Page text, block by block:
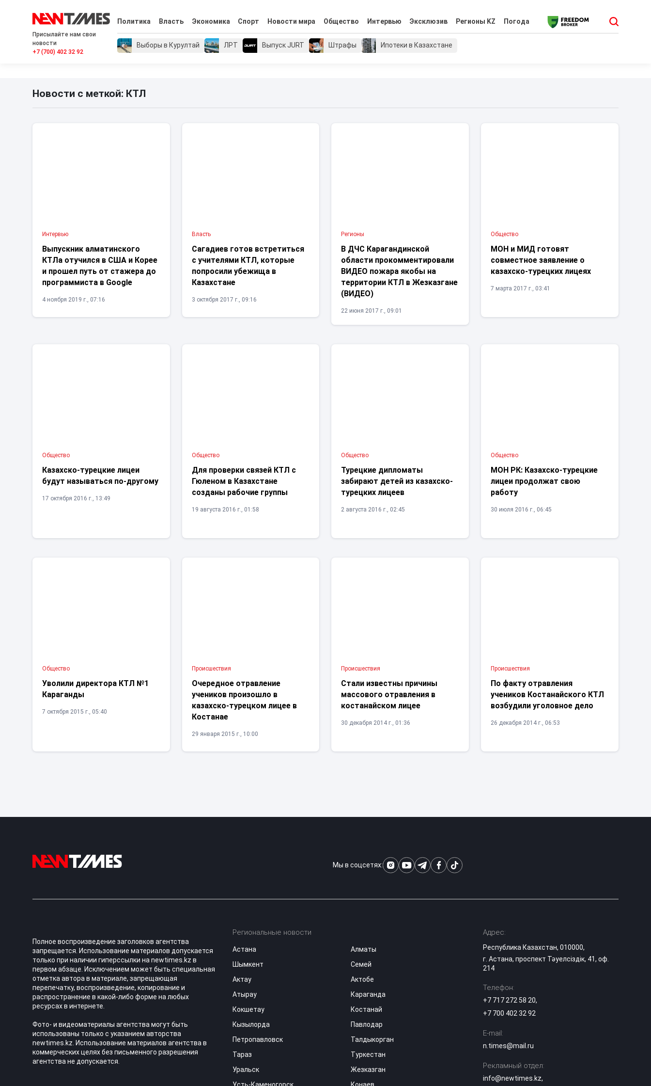
Присылайте нам свои
новости
+7 (700) 402 32 92
Политика Власть Экономика Спорт Новости мира Общество Интервью Эксклюзив Регионы KZ Погода
Выборы в Курултай ЛРТ Выпуск JURT Штрафы Ипотеки в Казахстане
Новости с меткой: КТЛ
Интервью
Выпускник алматинского
КТЛа отучился в США и Корее
и прошел путь от стажера до
программиста в Google
4 ноября 2019 г., 07:16
Власть
Сагадиев готов встретиться
с учителями КТЛ, которые
попросили убежища в
Казахстане
3 октября 2017 г., 09:16
Регионы
В ДЧС Карагандинской
области прокомментировали
ВИДЕО пожара якобы на
территории КТЛ в Жезказгане
(ВИДЕО)
22 июня 2017 г., 09:01
Общество
МОН и МИД готовят
совместное заявление о
казахско-турецких лицеях
7 марта 2017 г., 03:41
Общество
Казахско-турецкие лицеи
будут называться по-другому
17 октября 2016 г., 13:49
Общество
Для проверки связей КТЛ с
Гюленом в Казахстане
созданы рабочие группы
19 августа 2016 г., 01:58
Общество
Турецкие дипломаты
забирают детей из казахско-
турецких лицеев
2 августа 2016 г., 02:45
Общество
МОН РК: Казахско-турецкие
лицеи продолжат свою
работу
30 июля 2016 г., 06:45
Общество
Уволили директора КТЛ №1
Караганды
7 октября 2015 г., 05:40
Проиcшествия
Очередное отравление
учеников произошло в
казахско-турецком лицее в
Костанае
29 января 2015 г., 10:00
Проиcшествия
Стали известны причины
массового отравления в
костанайском лицее
30 декабря 2014 г., 01:36
Проиcшествия
По факту отравления
учеников Костанайского КТЛ
возбудили уголовное дело
26 декабря 2014 г., 06:53
Мы в соцсетях:
Полное воспроизведение заголовков агентства
запрещается. Использование материалов допускается
только при наличии гиперссылки на newtimes.kz в
первом абзаце. Исключением может быть специальная
отметка автора в материале, запрещающая
перепечатку, воспроизведение, копирование и
распространение в какой-либо форме на любых
ресурсах в интернете.
Фото- и видеоматериалы агентства могут быть
использованы только с указанием авторства
newtimes.kz. Использование материалов агентства в
коммерческих целях без письменного разрешения
агентства не допускается.
Региональные новости
Астана
Алматы
Шымкент
Семей
Актау
Актобе
Атырау
Караганда
Кокшетау
Костанай
Кызылорда
Павлодар
Петропавловск
Талдыкорган
Тараз
Туркестан
Уральск
Жезказган
Адрес:
Республика Казахстан, 010000,
г. Астана, проспект Тәуелсіздік, 41, оф.
214
Телефон:
+7 717 272 58 20,
+7 700 402 32 92
E-mail:
n.times@mail.ru
Рекламный отдел:
info@newtimes.kz,